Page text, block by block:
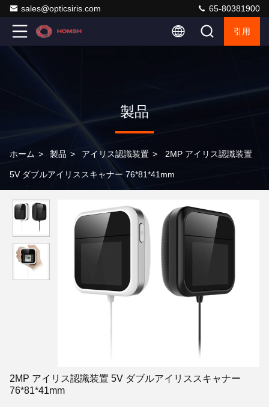
sales@opticsiris.com 65-80381900
引用
製品
ホーム > 製品 > アイリス認識装置 > 2MP アイリス認識装置
5V ダブルアイリススキャナー 76*81*41mm
2MP アイリス認識装置 5V ダブルアイリススキャナー
76*81*41mm